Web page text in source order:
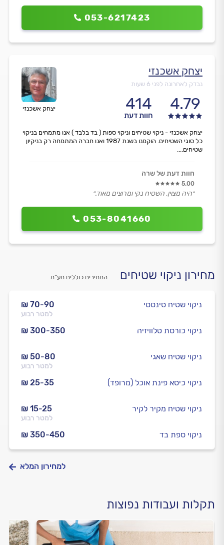
053-6217423
יצחק אשכנזי
יצחק אשכנזי
נבדק לאחרונה לפני 6 שעות
4.79
414
חוות דעת
053-8041660
יצחק אשכנזי - ניקוי שטיחים וניקוי ספות ( בד בלבד ) אנו מתמחים בניקוי
כל סוגי השטיחים. הוקמנו בשנת 1987 ואנו חברה המתמחה רק בניקיון
שטיחים....
חוות דעת של שרה
5.00
״היה מצוין, השטיח נקי ומרוצים מאוד.״
מחירון ניקוי שטיחים המחירים כוללים מע”מ
₪ 70-90
למטר רבוע
ניקוי שטיח סינטטי
₪ 300-350 ניקוי כורסת טלוויזיה
₪ 50-80
למטר רבוע
ניקוי שטיח שאגי
₪ 25-35 ניקוי כיסא פינת אוכל (מרופד)
₪ 15-25
למטר רבוע
ניקוי שטיח מקיר לקיר
₪ 350-450 ניקוי ספת בד
למחירון המלא
תקלות ועבודות נפוצות